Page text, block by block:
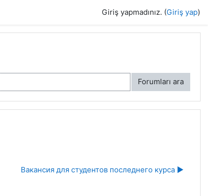
Giriş yapmadınız. (Giriş yap)
Forumları ara
Вакансия для студентов последнего курса ▶︎